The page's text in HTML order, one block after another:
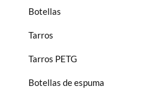
Botellas
Tarros
Tarros PETG
Botellas de espuma